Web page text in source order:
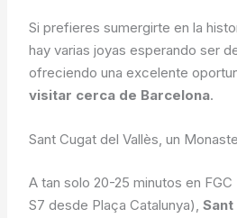
Si prefieres sumergirte en la
hay varias joyas esperando ser
ofreciendo una excelente
visitar cerca de Barcelona.
Sant Cugat del Vallès, un
A tan solo 20-25 minutos en FGC
S7 desde Plaça Catalunya),Sant